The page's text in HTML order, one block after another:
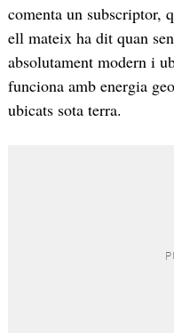
comenta un subscriptor,
ell mateix ha dit quan
absolutament modern i
funciona amb energia
ubicats sota terra.